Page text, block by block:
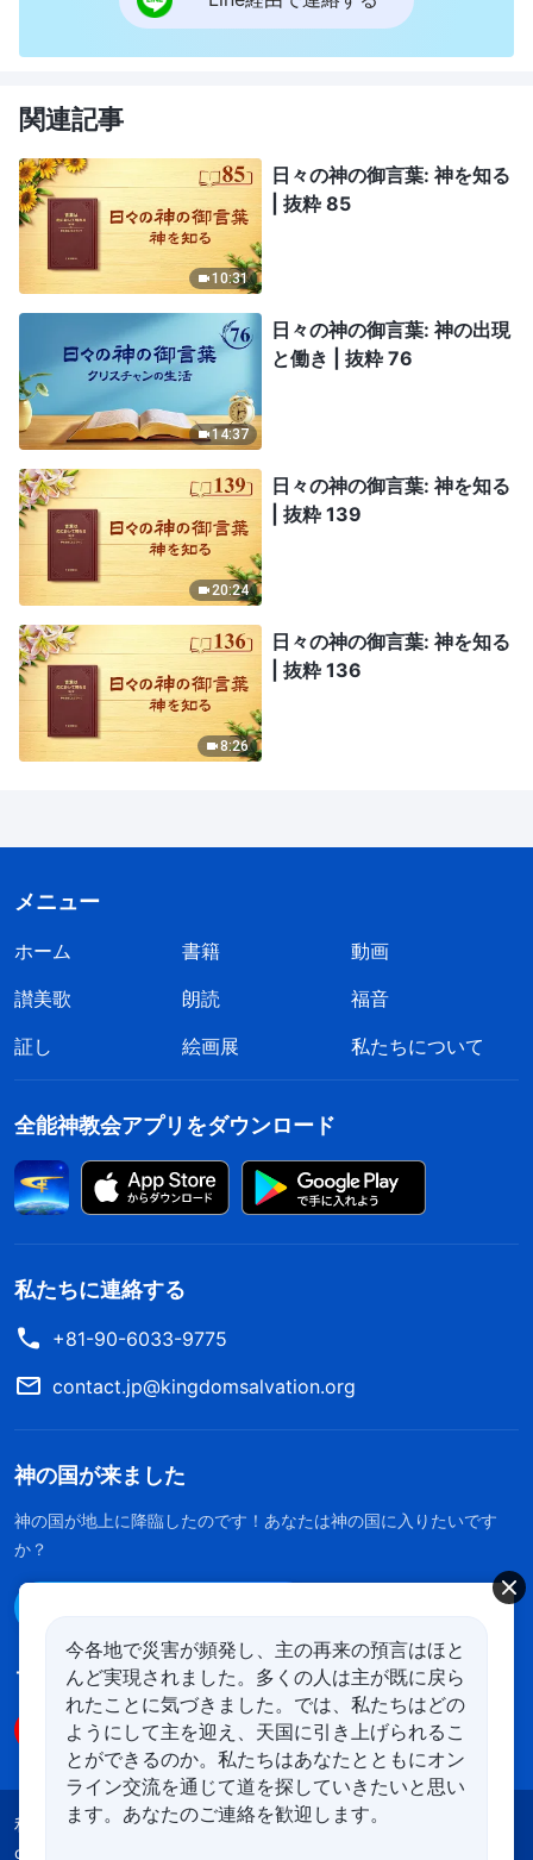
関連記事
10:31
日々の神の御言葉: 神を知る
| 抜粋 85
14:37
日々の神の御言葉: 神の出現
と働き | 抜粋 76
20:24
日々の神の御言葉: 神を知る
| 抜粋 139
8:26
日々の神の御言葉: 神を知る
| 抜粋 136
メニュー
ホーム 書籍
動画
讃美歌
朗読
福音
証し
絵画展 私たちについて
全能神教会アプリをダウンロード
私たちに連絡する
+81-90-6033-9775
contact.jp@kingdomsalvation.org
神の国が来ました
神の国が地上に降臨したのです！あなたは神の国に入りたいです
か？
フォローする
利用規約 プライバシーポリシー
クレジット
cookies
今各地で災害が頻発し、主の再来の預言はほと
んど実現されました。多くの人は主が既に戻ら
れたことに気づきました。では、私たちはどの
ようにして主を迎え、天国に引き上げられるこ
とができるのか。私たちはあなたとともにオン
ライン交流を通じて道を探していきたいと思い
ます。あなたのご連絡を歓迎します。